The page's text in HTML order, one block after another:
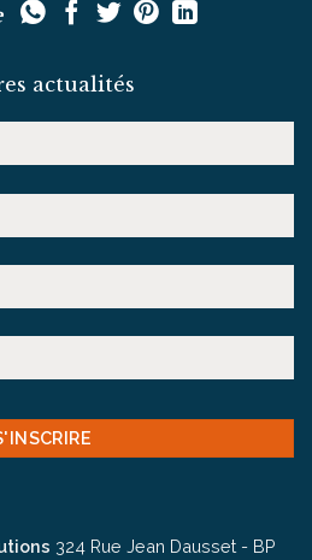
actualités
324 Rue Jean Dausset - BP